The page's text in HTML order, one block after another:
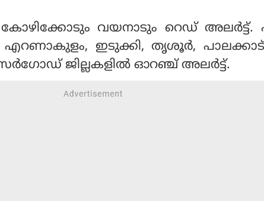
കോഴിക്കോടും വയനാടും റെഡ് അലര്‍ട്ട്.
എറണാകുളം, ഇടുക്കി, തൃശൂര്‍,
ജില്ലകളില്‍ ഓറഞ്ച് അലര്‍ട്ട്.